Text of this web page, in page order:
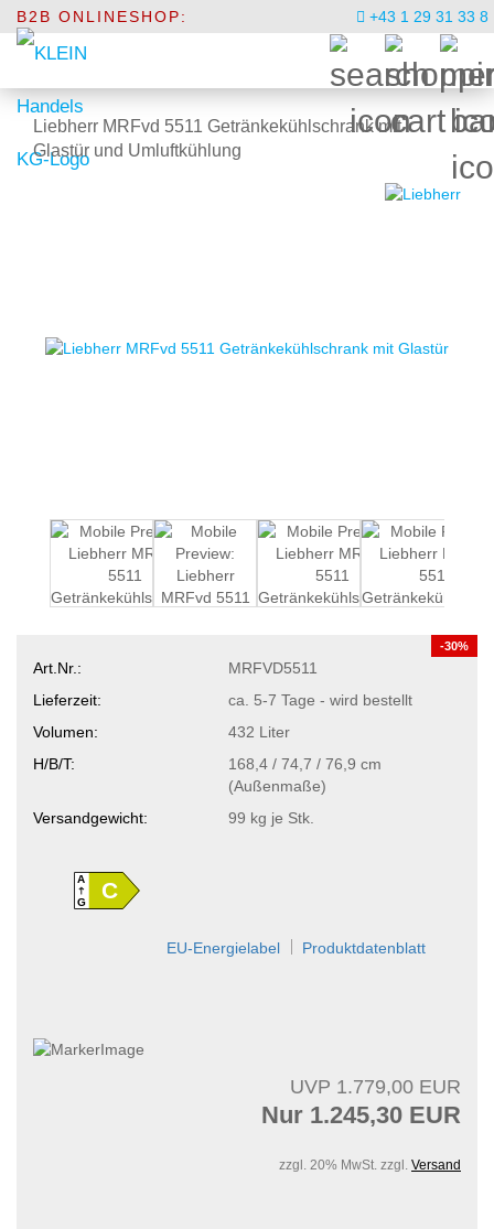
B2B ONLINESHOP: +43 1 29 31 33 8
Liebherr MRFvd 5511 Getränkekühlschrank mit
Glastür und Umluftkühlung
-30%
Art.Nr.:
MRFVD5511
Lieferzeit:
ca. 5-7 Tage - wird bestellt
Volumen:
432 Liter
H/B/T:
168,4 / 74,7 / 76,9 cm
(Außenmaße)
Versandgewicht:
99 kg je Stk.
A
GC
EU-Energielabel Produktdatenblatt
UVP 1.779,00 EUR
Nur 1.245,30 EUR
zzgl. 20% MwSt. zzgl. Versand